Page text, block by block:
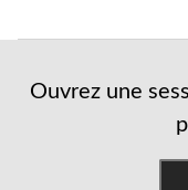
Ouvrez une